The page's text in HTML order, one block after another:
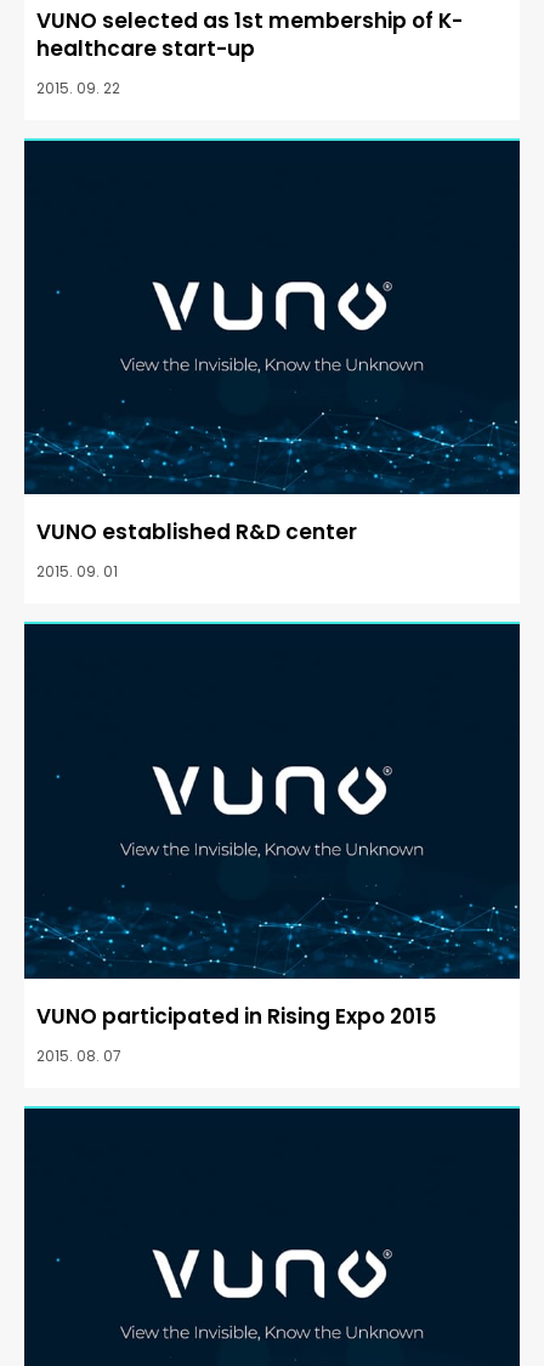
VUNO selected as 1st membership of K-
healthcare start-up
2015. 09. 22
VUNO established R&D center
2015. 09. 01
VUNO participated in Rising Expo 2015
2015. 08. 07